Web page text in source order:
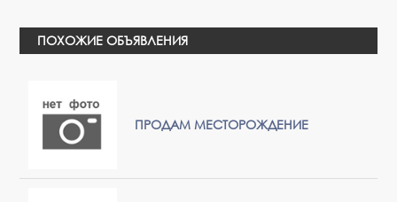
ПОХОЖИЕ ОБЪЯВЛЕНИЯ
ПРОДАМ МЕСТОРОЖДЕНИЕ